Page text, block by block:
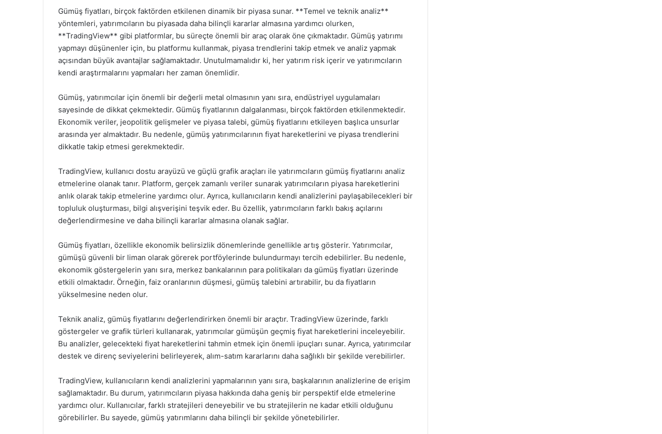
Gümüş fiyatları, birçok faktörden etkilenen dinamik bir piyasa sunar. **Temel ve teknik analiz**
yöntemleri, yatırımcıların bu piyasada daha bilinçli kararlar almasına yardımcı olurken,
**TradingView** gibi platformlar, bu süreçte önemli bir araç olarak öne çıkmaktadır. Gümüş yatırımı
yapmayı düşünenler için, bu platformu kullanmak, piyasa trendlerini takip etmek ve analiz yapmak
açısından büyük avantajlar sağlamaktadır. Unutulmamalıdır ki, her yatırım risk içerir ve yatırımcıların
kendi araştırmalarını yapmaları her zaman önemlidir.
Gümüş, yatırımcılar için önemli bir değerli metal olmasının yanı sıra, endüstriyel uygulamaları
sayesinde de dikkat çekmektedir. Gümüş fiyatlarının dalgalanması, birçok faktörden etkilenmektedir.
Ekonomik veriler, jeopolitik gelişmeler ve piyasa talebi, gümüş fiyatlarını etkileyen başlıca unsurlar
arasında yer almaktadır. Bu nedenle, gümüş yatırımcılarının fiyat hareketlerini ve piyasa trendlerini
dikkatle takip etmesi gerekmektedir.
TradingView, kullanıcı dostu arayüzü ve güçlü grafik araçları ile yatırımcıların gümüş fiyatlarını analiz
etmelerine olanak tanır. Platform, gerçek zamanlı veriler sunarak yatırımcıların piyasa hareketlerini
anlık olarak takip etmelerine yardımcı olur. Ayrıca, kullanıcıların kendi analizlerini paylaşabilecekleri bir
topluluk oluşturması, bilgi alışverişini teşvik eder. Bu özellik, yatırımcıların farklı bakış açılarını
değerlendirmesine ve daha bilinçli kararlar almasına olanak sağlar.
Gümüş fiyatları, özellikle ekonomik belirsizlik dönemlerinde genellikle artış gösterir. Yatırımcılar,
gümüşü güvenli bir liman olarak görerek portföylerinde bulundurmayı tercih edebilirler. Bu nedenle,
ekonomik göstergelerin yanı sıra, merkez bankalarının para politikaları da gümüş fiyatları üzerinde
etkili olmaktadır. Örneğin, faiz oranlarının düşmesi, gümüş talebini artırabilir, bu da fiyatların
yükselmesine neden olur.
Teknik analiz, gümüş fiyatlarını değerlendirirken önemli bir araçtır. TradingView üzerinde, farklı
göstergeler ve grafik türleri kullanarak, yatırımcılar gümüşün geçmiş fiyat hareketlerini inceleyebilir.
Bu analizler, gelecekteki fiyat hareketlerini tahmin etmek için önemli ipuçları sunar. Ayrıca, yatırımcılar
destek ve direnç seviyelerini belirleyerek, alım-satım kararlarını daha sağlıklı bir şekilde verebilirler.
TradingView, kullanıcıların kendi analizlerini yapmalarının yanı sıra, başkalarının analizlerine de erişim
sağlamaktadır. Bu durum, yatırımcıların piyasa hakkında daha geniş bir perspektif elde etmelerine
yardımcı olur. Kullanıcılar, farklı stratejileri deneyebilir ve bu stratejilerin ne kadar etkili olduğunu
görebilirler. Bu sayede, gümüş yatırımlarını daha bilinçli bir şekilde yönetebilirler.